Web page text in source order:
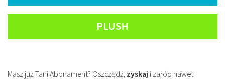
PLUSH
Masz już Tani Abonament? Oszczędź, zyskaj i zarób nawet